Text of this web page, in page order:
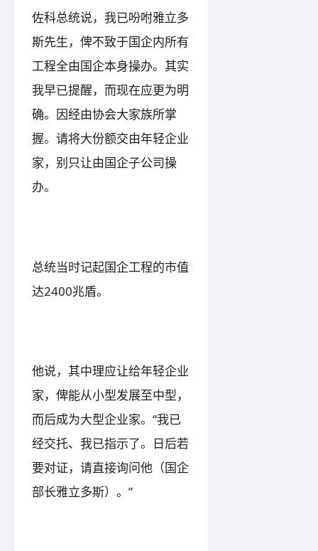
佐科总统说，我已吩咐雅立多
斯先生，俾不致于国企内所有
工程全由国企本身操办。其实
我早已提醒，而现在应更为明
确。因经由协会大家族所掌
握。请将大份额交由年轻企业
家，别只让由国企子公司操
办。
总统当时记起国企工程的市值
达2400兆盾。
他说，其中理应让给年轻企业
家，俾能从小型发展至中型，
而后成为大型企业家。“我已
经交托、我已指示了。日后若
要对证，请直接询问他（国企
部长雅立多斯）。”